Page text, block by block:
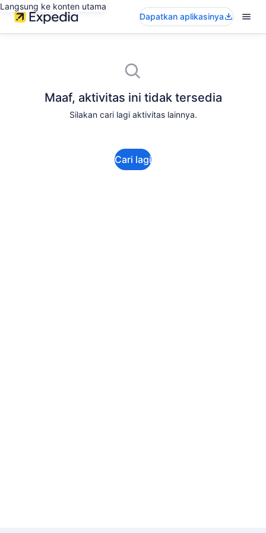
Langsung ke konten utama
Dapatkan aplikasinya
Maaf, aktivitas ini tidak tersedia
Silakan cari lagi aktivitas lainnya.
Cari lagi